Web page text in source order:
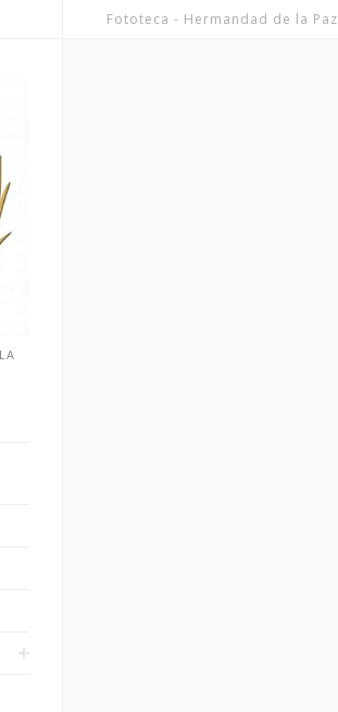
Fototeca - Hermandad de la Paz